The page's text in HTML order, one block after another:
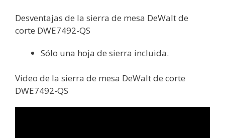
Desventajas de la sierra de mesa DeWalt de
corte DWE7492-QS
Sólo una hoja de sierra incluida.
Video de la sierra de mesa DeWalt de corte
DWE7492-QS